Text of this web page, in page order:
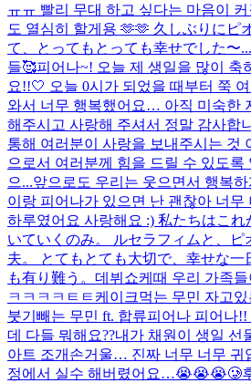
ㅠㅠ 빨리 무대 하고 싶다는 마음이
도 열심히 할게용 🫶🫶 久しぶりにピ
て、とってもとっても幸せでした〜...
들🥰피어나~! 오늘 제 생일을 많이 축
요!!🤍 오늘 0시가 되었을 때부터 쭉
와서 너무 행복했어요… 아직 미숙한
해주시고 사랑해 주셔서 정말 감사합
통해 여러분이 사랑을 보내주시는 것
으로서 여러분께 힘을 드릴 수 있도
으...앞으로도 우리는 웃으면서 행복
이랑 피어나가 있으면 난 괜찮아 너무
하루였어요 사랑해요 :) 私たちはこ
いていくのみ。 ルセラフィムと、ピ
夫。 とてもとても大切で、幸せな一
も有り難う。 데뷔쇼케때 우리 가족
ㅋㅋㅋㅋㅌㅌ 케이크먹는 무민 자고
붓기빼는 무민 ft. 합류피어나 피어나
데 다들 뭐해요??내가 채원이 생일 선
아트 조개손거울… 진짜 너무 너무 귀
정에서 실수 해버렸어요…😭😭😭🥲